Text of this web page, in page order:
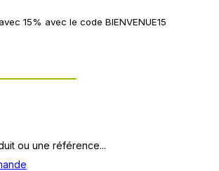
15% avec le code BIENVENUE15
ou une référence...